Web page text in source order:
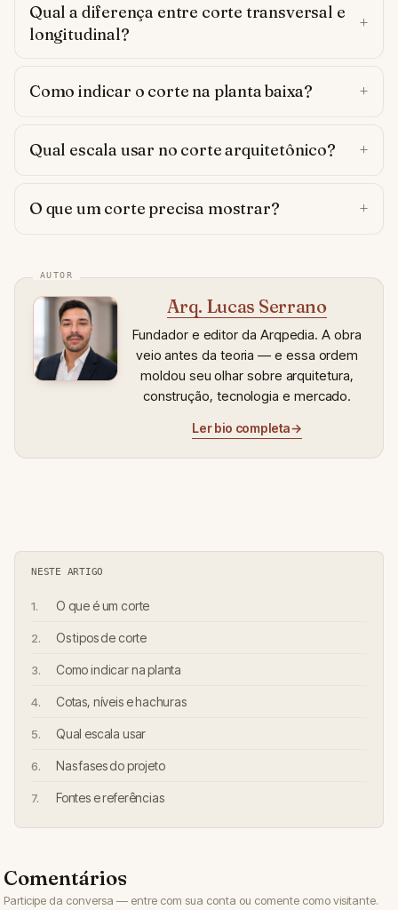
Qual a diferença entre corte transversal e
longitudinal?
Como indicar o corte na planta baixa?
Qual escala usar no corte arquitetônico?
O que um corte precisa mostrar?
Arq. Lucas Serrano
Fundador e editor da Arqpedia. A obra
veio antes da teoria — e essa ordem
moldou seu olhar sobre arquitetura,
construção, tecnologia e mercado.
Ler bio completa→
NESTE ARTIGO
O que é um corte
Os tipos de corte
Como indicar na planta
Cotas, níveis e hachuras
Qual escala usar
Nas fases do projeto
Fontes e referências